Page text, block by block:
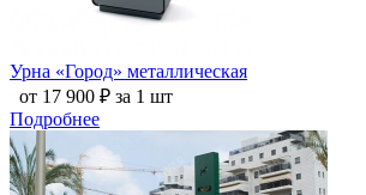
Урна «Город» металлическая
от 17 900 ₽ за 1 шт
Подробнее